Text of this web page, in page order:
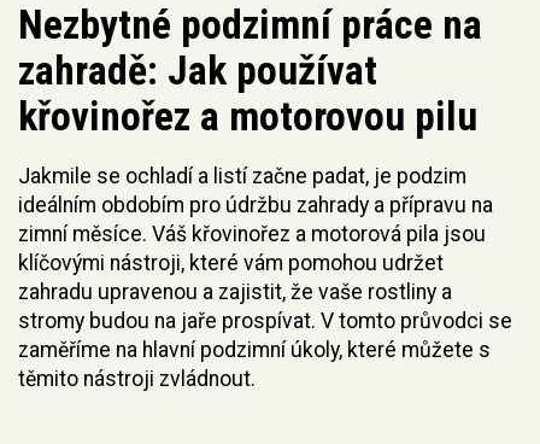
Nezbytné podzimní práce na
zahradě: Jak používat
křovinořez a motorovou pilu
Jakmile se ochladí a listí začne padat, je podzim
ideálním obdobím pro údržbu zahrady a přípravu na
zimní měsíce. Váš křovinořez a motorová pila jsou
klíčovými nástroji, které vám pomohou udržet
zahradu upravenou a zajistit, že vaše rostliny a
stromy budou na jaře prospívat. V tomto průvodci se
zaměříme na hlavní podzimní úkoly, které můžete s
těmito nástroji zvládnout.